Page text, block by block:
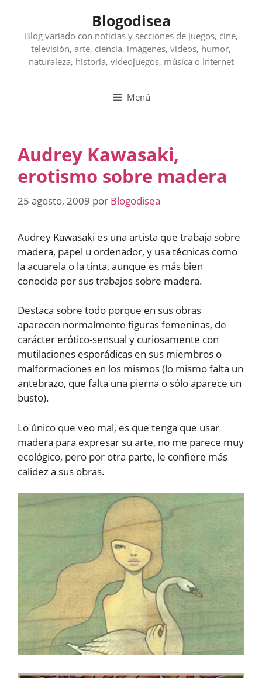
contenido
Blogodisea
Blog variado con noticias y secciones de juegos, cine,
televisión, arte, ciencia, imágenes, videos, humor,
naturaleza, historia, videojuegos, música o Internet
Menú
Audrey Kawasaki,
erotismo sobre madera
25 agosto, 2009 por Blogodisea
Audrey Kawasaki es una artista que trabaja sobre
madera, papel u ordenador, y usa técnicas como
la acuarela o la tinta, aunque es más bien
conocida por sus trabajos sobre madera.
Destaca sobre todo porque en sus obras
aparecen normalmente figuras femeninas, de
carácter erótico-sensual y curiosamente con
mutilaciones esporádicas en sus miembros o
malformaciones en los mismos (lo mismo falta un
antebrazo, que falta una pierna o sólo aparece un
busto).
Lo único que veo mal, es que tenga que usar
madera para expresar su arte, no me parece muy
ecológico, pero por otra parte, le confiere más
calidez a sus obras.